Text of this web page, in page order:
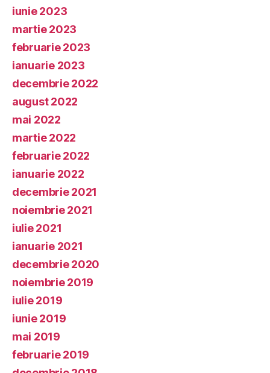
iunie 2023
martie 2023
februarie 2023
ianuarie 2023
decembrie 2022
august 2022
mai 2022
martie 2022
februarie 2022
ianuarie 2022
decembrie 2021
noiembrie 2021
iulie 2021
ianuarie 2021
decembrie 2020
noiembrie 2019
iulie 2019
iunie 2019
mai 2019
februarie 2019